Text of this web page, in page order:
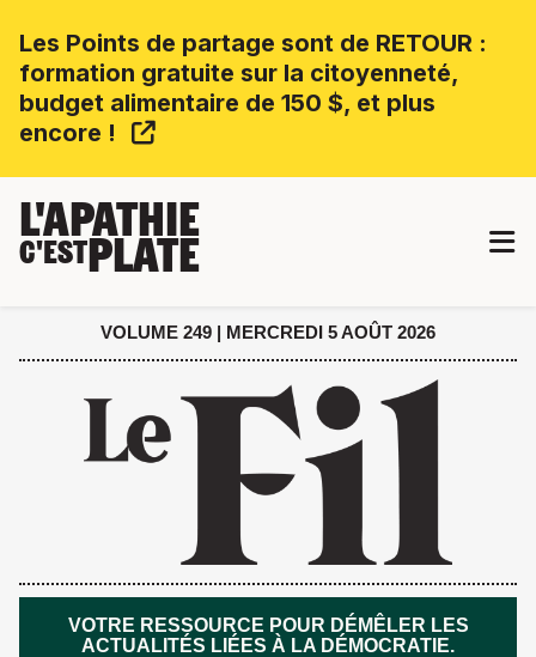
Les Points de partage sont de RETOUR :
formation gratuite sur la citoyenneté,
budget alimentaire de 150 $, et plus
encore !
L'APATHIE
C'ESTPLATE
VOLUME 249 | MERCREDI 5 AOÛT 2026
VOTRE RESSOURCE POUR DÉMÊLER LES
ACTUALITÉS LIÉES À LA DÉMOCRATIE.